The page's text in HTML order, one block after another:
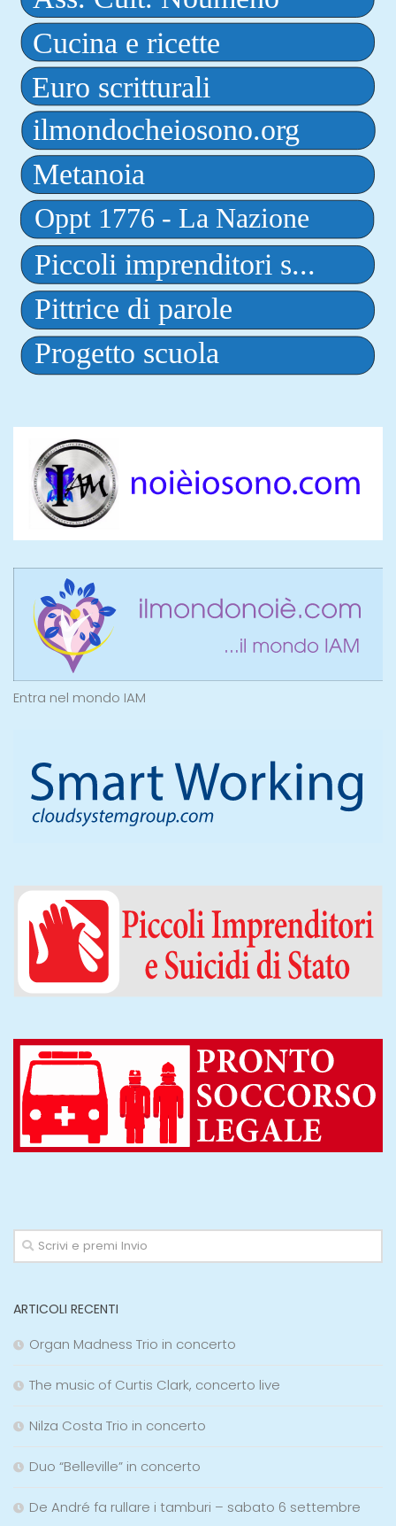
Entra nel mondo IAM
ARTICOLI RECENTI
Organ Madness Trio in concerto
The music of Curtis Clark, concerto live
Nilza Costa Trio in concerto
Duo “Belleville” in concerto
De André fa rullare i tamburi – sabato 6 settembre